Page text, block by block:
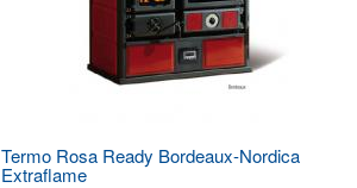
Termo Rosa Ready Bordeaux-Nordica
Extraflame